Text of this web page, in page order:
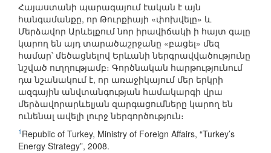
Հայաստանի պարագայում էական է այն
հանգամանքը, որ Թուրքիայի «փոխվելը» և
Մերձավոր Արևելքում նոր իրավիճակի ի հայտ գալը
կարող են այդ տարածաշրջանը «բացել» մեզ
համար՝ մեծացնելով Երևանի ներգրավվածությունը
նշված ուղղությամբ։ Գործնական հարթությունում
դա նշանակում է, որ առաջիկայում մեր երկրի
ազգային անվտանգության համակարգի վրա
մերձավորարևելյան զարգացումները կարող են
ունենալ ավելի լուրջ ներգործություն։
1 Republic of Turkey, Ministry of Foreign Affairs, “Turkey’s
Energy Strategy”, 2008.